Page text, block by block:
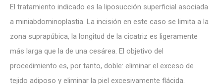
El tratamiento indicado es la liposucción superficial asociada
a miniabdominoplastia. La incisión en este caso se limita a la
zona suprapúbica, la longitud de la cicatriz es ligeramente
más larga que la de una cesárea. El objetivo del
procedimiento es, por tanto, doble: eliminar el exceso de
tejido adiposo y eliminar la piel excesivamente flácida.